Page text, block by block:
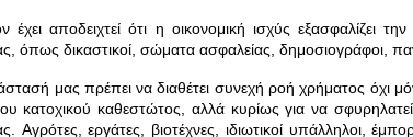
έχει αποδειχτεί ότι η οικονομική ισχύς
όπως δικαστικοί, σώματα ασφαλείας, δημοσιογράφοι,
μας πρέπει να διαθέτει συνεχή ροή χρήματος όχι
κατοχικού καθεστώτος, αλλά κυρίως για να
Αγρότες, εργάτες, βιοτέχνες, ιδιωτικοί υπάλληλοι,